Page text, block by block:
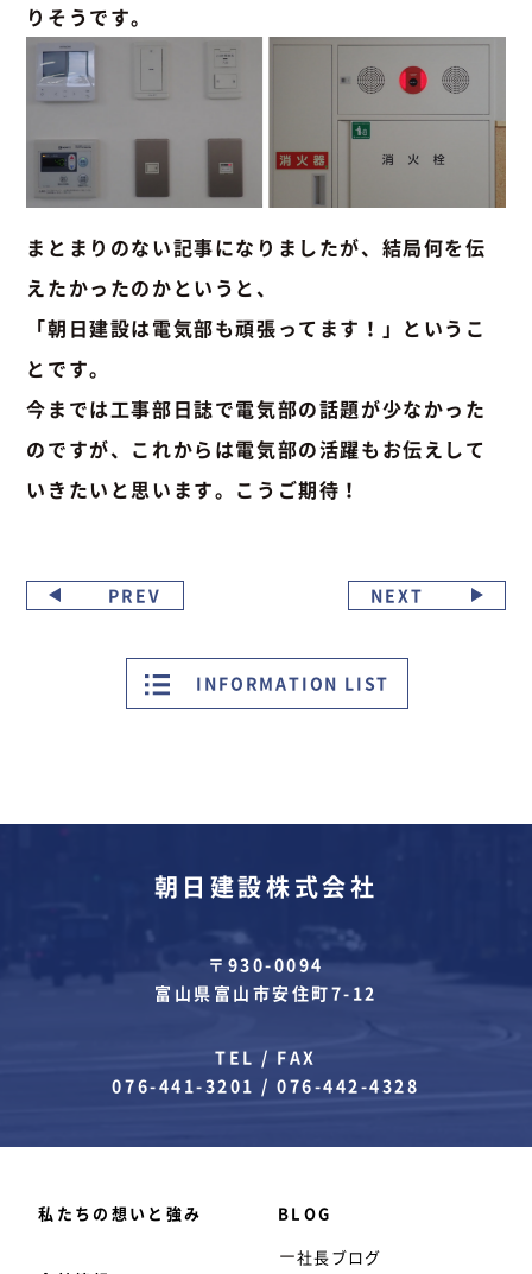
りそうです。
まとまりのない記事になりましたが、結局何を伝
えたかったのかというと、
「朝日建設は電気部も頑張ってます！」というこ
とです。
今までは工事部日誌で電気部の話題が少なかった
のですが、これからは電気部の活躍もお伝えして
いきたいと思います。こうご期待！
PREV
INFORMATION LIST
NEXT
朝日建設株式会社
〒930-0094
富山県富山市安住町7-12
TEL / FAX
076-441-3201 /076-442-4328
私たちの想いと強み
BLOG
社長ブログ